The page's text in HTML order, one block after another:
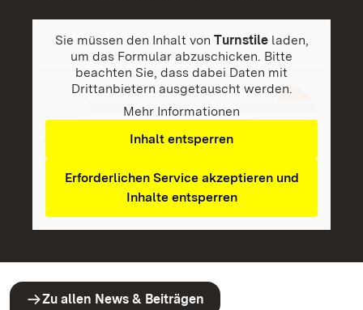
Sie müssen den Inhalt von Turnstileladen,
um das Formular abzuschicken. Bitte
beachten Sie, dass dabei Daten mit
Drittanbietern ausgetauscht werden.
Mehr Informationen
Inhalt entsperren
Erforderlichen Service akzeptieren und
Inhalte entsperren
Zu allen News & Beiträgen